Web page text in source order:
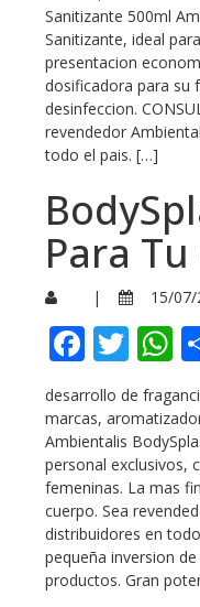
Sanitizante 500ml
Sanitizante, ideal
presentacion
dosificadora para su
desinfeccion.
revendedor
todo el pais. […]
Para
| 15/07/
desarrollo de
marcas,
Ambientalis
personal exclusivos,
femeninas. La mas
cuerpo. Sea
distribuidores en
pequeña inversion
productos. Gran